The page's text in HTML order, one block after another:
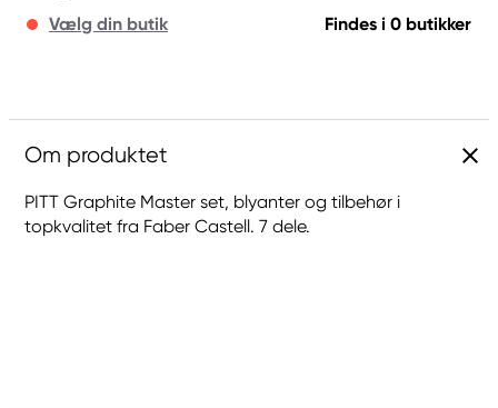
Vælg din butik Findes i 0 butikker
Om produktet
PITT Graphite Master set, blyanter og tilbehør i
topkvalitet fra Faber Castell. 7 dele.